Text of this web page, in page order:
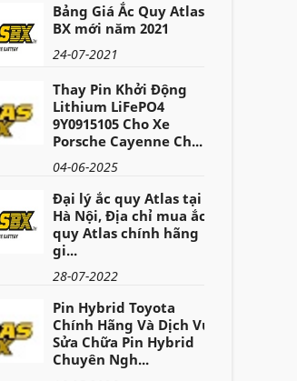
Bảng Giá Ắc Quy Atlas
BX mới năm 2021
24-07-2021
Thay Pin Khởi Động
Lithium LiFePO4
9Y0915105 Cho Xe
Porsche Cayenne Ch...
04-06-2025
Đại lý ắc quy Atlas tại
Hà Nội, Địa chỉ mua ắc
quy Atlas chính hãng
gi...
28-07-2022
Pin Hybrid Toyota
Chính Hãng Và Dịch Vụ
Sửa Chữa Pin Hybrid
Chuyên Ngh...